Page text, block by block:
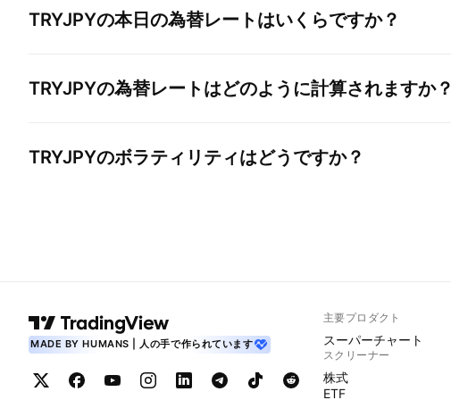
TRYJPYの本日の為替レートはいくらですか？
TRYJPYの為替レートはどのように計算されますか？
TRYJPYのボラティリティはどうですか？
MADE BY HUMANS | 人の手で作られています
主要プロダクト
スーパーチャート
スクリーナー
株式
ETF